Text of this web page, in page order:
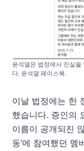
윤석열은 법정에서 진실
다. 윤석열 페이스북.
이날 법정에는 한
했습니다. 증인의
이름이 공개되진
동’에 참여했던 멤